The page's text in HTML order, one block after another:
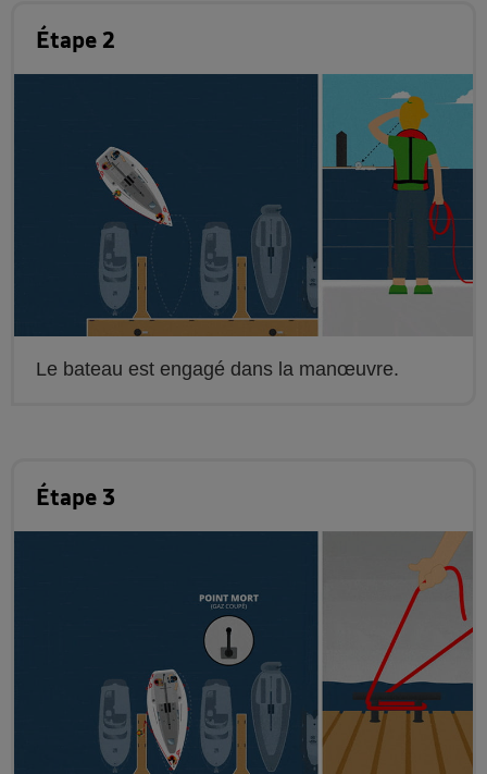
Étape 2
Le bateau est engagé dans la manœuvre.
Étape 3